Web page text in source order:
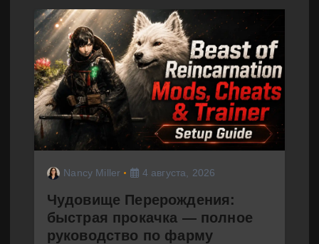
Nancy Miller 4 августа, 2026
Чудовище Перерождения:
быстрая прокачка — полное
руководство по фарму